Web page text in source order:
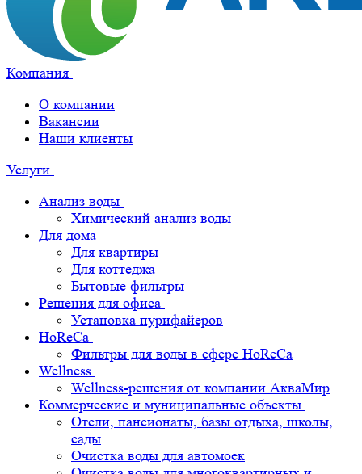
Компания
О компании
Вакансии
Наши клиенты
Услуги
Анализ воды
Химический анализ воды
Для дома
Для квартиры
Для коттеджа
Бытовые фильтры
Решения для офиса
Установка пурифайеров
HoReCa
Фильтры для воды в сфере HoReCa
Wellness
Wellness-решения от компании АкваМир
Коммерческие и муниципальные объекты
Отели, пансионаты, базы отдыха, школы,
сады
Очистка воды для автомоек